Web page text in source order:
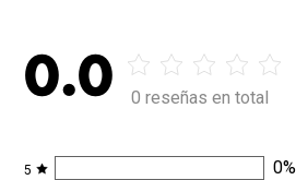
0.0 0 reseñas en total
5 0%